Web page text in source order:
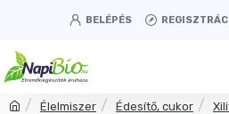
BELÉPÉS
Élelmiszer Édesítő, cukor